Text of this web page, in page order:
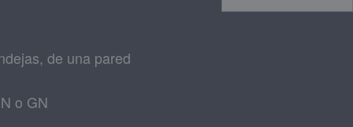
de una pared
o GN